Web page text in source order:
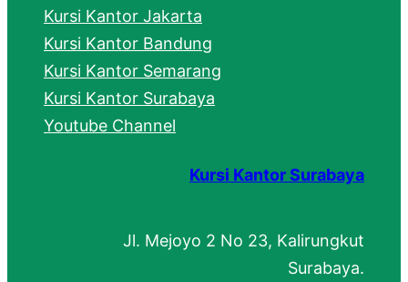
Kursi Kantor Jakarta
Kursi Kantor Bandung
Kursi Kantor Semarang
Kursi Kantor Surabaya
Youtube Channel
Kursi Kantor Surabaya
Jl. Mejoyo 2 No 23, Kalirungkut
Surabaya.